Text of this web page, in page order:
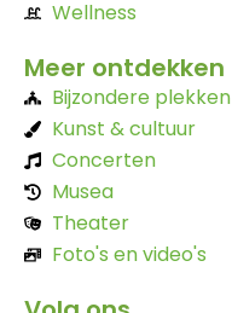
Wellness
Meer ontdekken
Bijzondere plekken
Kunst & cultuur
Concerten
Musea
Theater
Foto's en video's